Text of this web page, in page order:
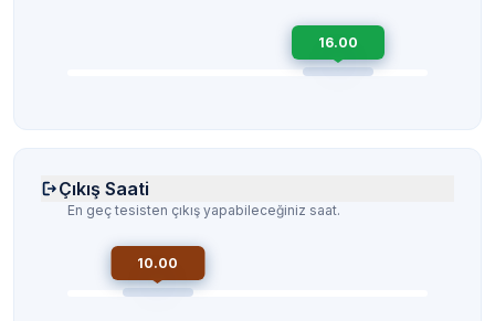
16.00
Çıkış Saati
En geç tesisten çıkış yapabileceğiniz saat.
10.00